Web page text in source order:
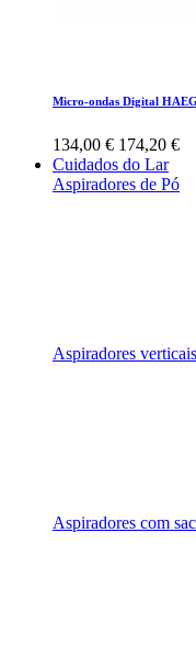
Micro-ondas Digital
134,00 € 174,20 €
Cuidados do Lar
Aspiradores de Pó
Aspiradores verticais
Aspiradores com